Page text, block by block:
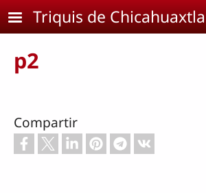
Pasar al contenido principal
Triquis de Chicahuaxtla
p2
Compartir